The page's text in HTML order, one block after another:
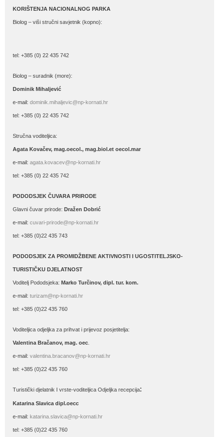
KORIŠTENJA NACIONALNOG PARKA
Biolog – viši stručni savjetnik (kopno):
tel: +385 (0) 22 435 742
Biolog – suradnik (more):
Dominik Mihaljević
e-mail: dominik.mihaljevic@np-kornati.hr
tel: +385 (0) 22 435 742
Stručna voditeljica:
Agata Kovačev, mag.oecol., mag.biol.et oecol.mar
e-mail: agata.kovacev@np-kornati.hr
tel: +385 (0) 22 435 742
PODODSJEK ČUVARA PRIRODE
Glavni čuvar prirode: Dražen Dobrić
e-mail: cuvari-prirode@np-kornati.hr
tel: +385 (0)22 435 743
PODODSJEK ZA PROMIDŽBENE AKTIVNOSTI I UGOSTITELJSKO-
TURISTIČKU DJELATNOST
Voditelj Pododsjeka: Marko Turčinov, dipl. tur. kom.
e-mail: turizam@np-kornati.hr
tel: +385 (0)22 435 760
Voditeljica odjeljka za prihvat i prijevoz posjetitelja:
Valentina Bračanov, mag. oec
e-mail: valentina.bracanov@np-kornati.hr
tel: +385 (0)22 435 760
Turistički djelatnik I vrste-voditeljica Odjeljka recepcija:
Katarina Slavica dipl.oecc
e-mail: katarina.slavica@np-kornati.hr
tel: +385 (0)22 435 760